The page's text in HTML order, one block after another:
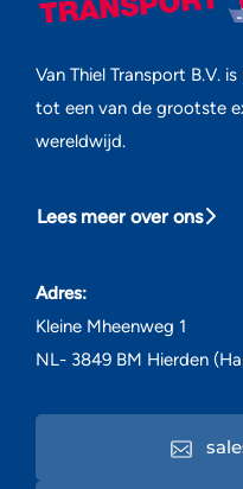
Van Thiel Transport B.V.
tot een van de grootste
wereldwijd.
Lees meer over ons
Adres:
Kleine Mheenweg 1
NL- 3849 BM Hierden